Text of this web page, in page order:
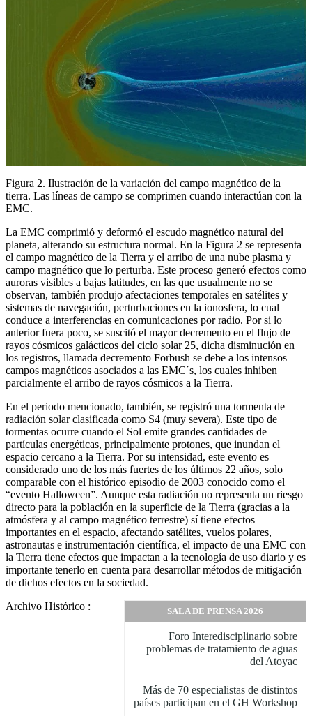
Figura 2. Ilustración de la variación del campo magnético de la
tierra. Las líneas de campo se comprimen cuando interactúan con la
EMC.
La EMC comprimió y deformó el escudo magnético natural del
planeta, alterando su estructura normal. En la Figura 2 se representa
el campo magnético de la Tierra y el arribo de una nube plasma y
campo magnético que lo perturba. Este proceso generó efectos como
auroras visibles a bajas latitudes, en las que usualmente no se
observan, también produjo afectaciones temporales en satélites y
sistemas de navegación, perturbaciones en la ionosfera, lo cual
conduce a interferencias en comunicaciones por radio. Por si lo
anterior fuera poco, se suscitó el mayor decremento en el flujo de
rayos cósmicos galácticos del ciclo solar 25, dicha disminución en
los registros, llamada decremento Forbush se debe a los intensos
campos magnéticos asociados a las EMC´s, los cuales inhiben
parcialmente el arribo de rayos cósmicos a la Tierra.
En el periodo mencionado, también, se registró una tormenta de
radiación solar clasificada como S4 (muy severa). Este tipo de
tormentas ocurre cuando el Sol emite grandes cantidades de
partículas energéticas, principalmente protones, que inundan el
espacio cercano a la Tierra. Por su intensidad, este evento es
considerado uno de los más fuertes de los últimos 22 años, solo
comparable con el histórico episodio de 2003 conocido como el
“evento Halloween”. Aunque esta radiación no representa un riesgo
directo para la población en la superficie de la Tierra (gracias a la
atmósfera y al campo magnético terrestre) sí tiene efectos
importantes en el espacio, afectando satélites, vuelos polares,
astronautas e instrumentación científica, el impacto de una EMC con
la Tierra tiene efectos que impactan a la tecnología de uso diario y es
importante tenerlo en cuenta para desarrollar métodos de mitigación
de dichos efectos en la sociedad.
SALA DE PRENSA 2026
Foro Interedisciplinario sobre
problemas de tratamiento de aguas
del Atoyac
Más de 70 especialistas de distintos
países participan en el GH Workshop
Archivo Histórico :